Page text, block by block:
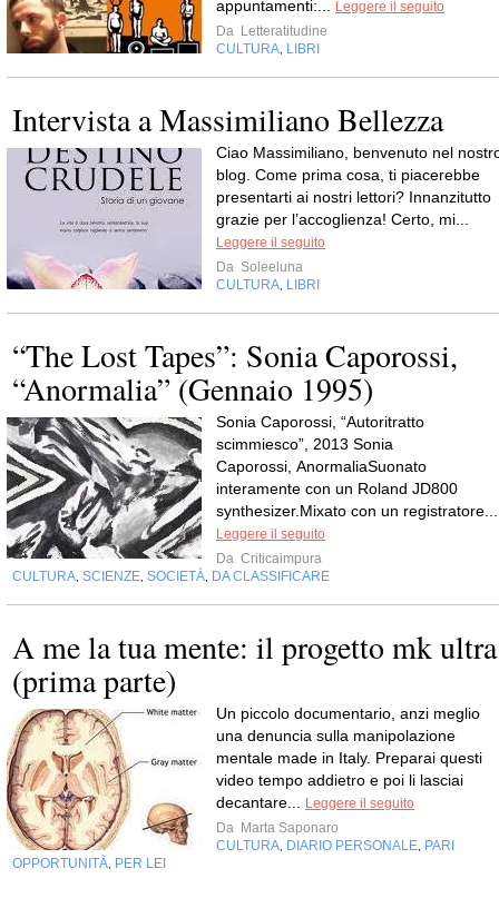
appuntamenti:...
Leggere il seguito
Da Letteratitudine
CULTURA LIBRI
Intervista a Massimiliano Bellezza
Ciao Massimiliano, benvenuto nel
blog. Come prima cosa, ti piacerebbe
presentarti ai nostri lettori? Innanzitutto
grazie per l’accoglienza! Certo, mi...
Leggere il seguito
Da Soleeluna
CULTURA LIBRI
“The Lost Tapes”: Sonia Caporossi,
“Anormalia” (Gennaio 1995)
Sonia Caporossi, “Autoritratto
scimmiesco”, 2013 Sonia
Caporossi, AnormaliaSuonato
interamente con un Roland JD800
synthesizer.Mixato con un registratore...
Leggere il seguito
Da Criticaimpura
CULTURA SCIENZE SOCIETÀ DA CLASSIFICARE
A me la tua mente: il progetto mk ultra
(prima parte)
Un piccolo documentario, anzi meglio
una denuncia sulla manipolazione
mentale made in Italy. Preparai questi
video tempo addietro e poi li lasciai
decantare...
Leggere il seguito
Da Marta Saponaro
CULTURA DIARIO PERSONALE PARI
OPPORTUNITÀ PER LEI